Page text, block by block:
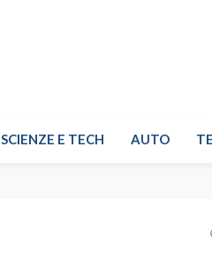
SCIENZE E TECH AUTO